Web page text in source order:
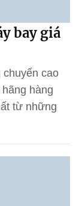
bay giá
cao
hàng
từ những